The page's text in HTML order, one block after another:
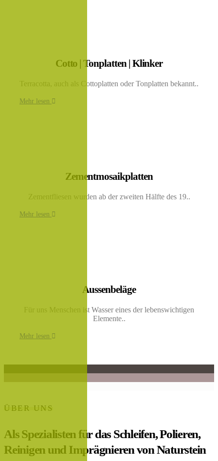
Cotto | Tonplatten | Klinker
Terracotta, auch als Cottoplatten oder Tonplatten bekannt..
Mehr lesen
Zementmosaikplatten
Zementfliesen wurden ab der zweiten Hälfte des 19..
Mehr lesen
Aussenbeläge
Für uns Menschen ist Wasser eines der lebenswichtigen
Elemente..
Mehr lesen
ÜBER UNS
Als Spezialisten für das Schleifen, Polieren,
Reinigen und Imprägnieren von Naturstein